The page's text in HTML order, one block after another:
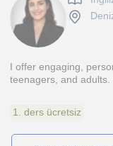
I offer engaging,
teenagers, and adults.
1. ders ücretsiz